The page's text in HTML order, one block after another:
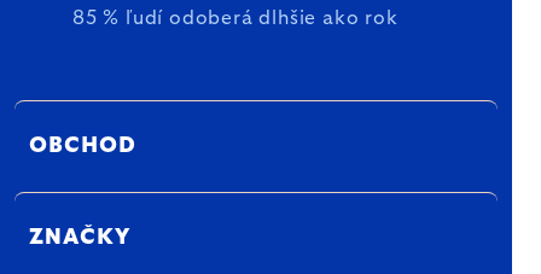
85 % ľudí odoberá dlhšie ako rok
OBCHOD
ZNAČKY